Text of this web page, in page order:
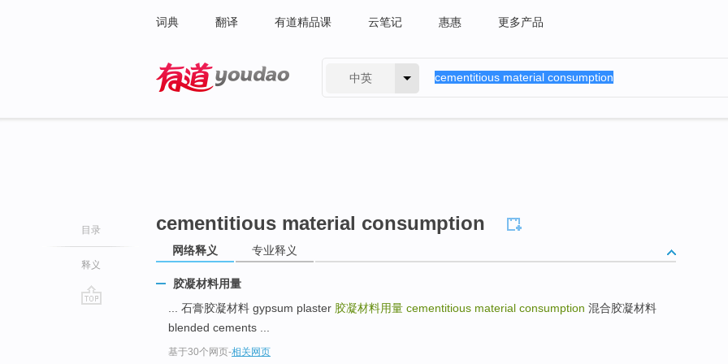
词典 翻译 有道精品课 云笔记 惠惠 更多产品
中英
目录
释义
cementitious material consumption
网络释义 专业释义
胶凝材料用量
... 石膏胶凝材料 gypsum plaster 胶凝材料用量 cementitious material consumption 混合胶凝材料
blended cements ...
基于30个网页-相关网页